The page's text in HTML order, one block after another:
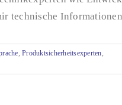
technische
,Produktsicherheitsexperten,